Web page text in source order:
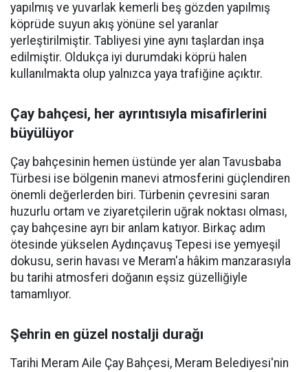
yapılmış ve yuvarlak kemerli beş gözden yapılmış
köprüde suyun akış yönüne sel yaranlar
yerleştirilmiştir. Tabliyesi yine aynı taşlardan inşa
edilmiştir. Oldukça iyi durumdaki köprü halen
kullanılmakta olup yalnızca yaya trafiğine açıktır.
Çay bahçesi, her ayrıntısıyla misafirlerini
büyülüyor
Çay bahçesinin hemen üstünde yer alan Tavusbaba
Türbesi ise bölgenin manevi atmosferini güçlendiren
önemli değerlerden biri. Türbenin çevresini saran
huzurlu ortam ve ziyaretçilerin uğrak noktası olması,
çay bahçesine ayrı bir anlam katıyor. Birkaç adım
ötesinde yükselen Aydınçavuş Tepesi ise yemyeşil
dokusu, serin havası ve Meram'a hâkim manzarasıyla
bu tarihi atmosferi doğanın eşsiz güzelliğiyle
tamamlıyor.
Şehrin en güzel nostalji durağı
Tarihi Meram Aile Çay Bahçesi, Meram Belediyesi'nin